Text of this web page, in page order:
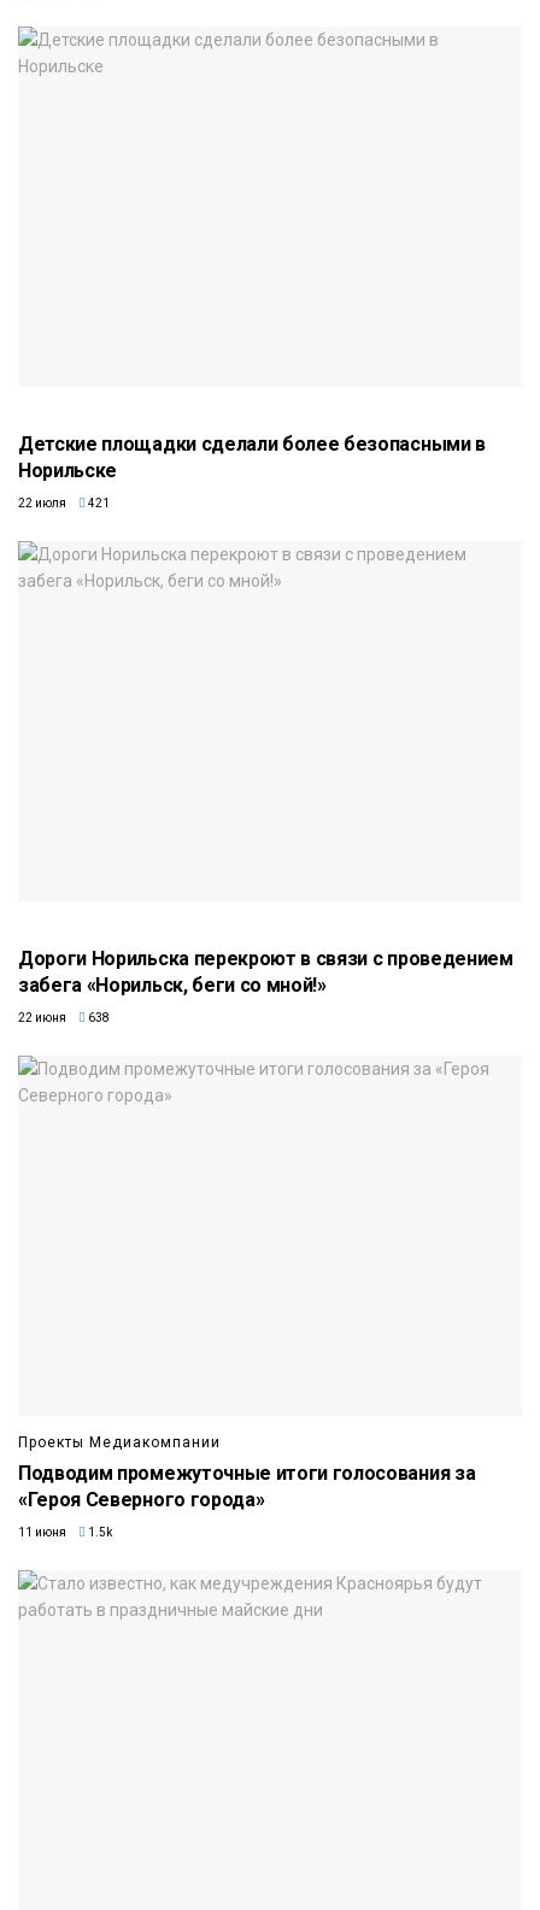
Детские площадки сделали более безопасными в
Норильске
22 июля 421
Дороги Норильска перекроют в связи с проведением
забега «Норильск, беги со мной!»
22 июня 638
Проекты Медиакомпании
Подводим промежуточные итоги голосования за
«Героя Северного города»
11 июня 1.5k